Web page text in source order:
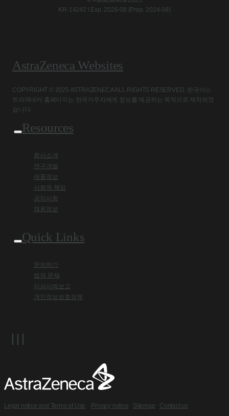
KR-14242 l Exp. 2026-08 (Prep. 2024-08)
AstraZeneca Websites
COPYRIGHT © 2025 ASTRAZENECA ALL RIGHTS RESERVED. 한국아스
트라제네카 홈페이지는 한국거주자에게 정보를 제공하는 목적으로 제작되었
습니다.
Resources
회사소개
연구개발
제품정보
사회적 책임
공지사항
채용정보
Quick Links
문의하기
법적 문제
이상사례보고
개인정보보호정책
Legal notice and Terms of Use Privacy notice Sitemap Contact us